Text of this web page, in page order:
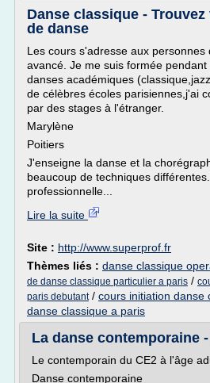
Danse classique -
de danse
Les cours s'adresse aux personnes
avancé. Je me suis formée
danses académiques
de célèbres écoles parisiennes,j'ai
par des stages à l'étranger.
Marylène
Poitiers
J'enseigne la danse et la
beaucoup de techniques
professionnelle...
Lire la suite
Site : http://www.superprof.fr
Thèmes liés : danse classique
de danse classique particulier a paris /
paris debutant/ cours initiation danse
danse classique a paris
La danse contemporaine
Le contemporain du CE2 à l'âge
Danse contemporaine